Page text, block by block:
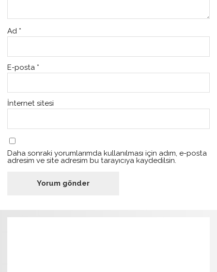
Ad *
E-posta *
İnternet sitesi
Daha sonraki yorumlarımda kullanılması için adım, e-posta
adresim ve site adresim bu tarayıcıya kaydedilsin.